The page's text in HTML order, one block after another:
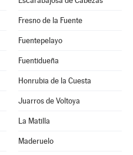
Fresno de la Fuente
Fuentepelayo
Fuentidueña
Honrubia de la Cuesta
Juarros de Voltoya
La Matilla
Maderuelo